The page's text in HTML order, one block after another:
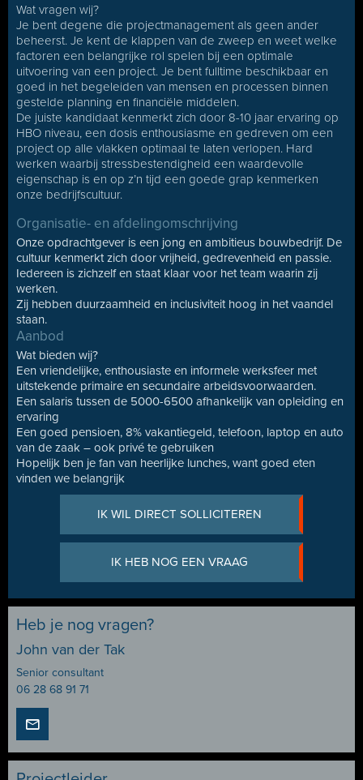
Wat vragen wij?
Je bent degene die projectmanagement als geen ander
beheerst. Je kent de klappen van de zweep en weet welke
factoren een belangrijke rol spelen bij een optimale
uitvoering van een project. Je bent fulltime beschikbaar en
goed in het begeleiden van mensen en processen binnen
gestelde planning en financiële middelen.
De juiste kandidaat kenmerkt zich door 8-10 jaar ervaring op
HBO niveau, een dosis enthousiasme en gedreven om een
project op alle vlakken optimaal te laten verlopen. Hard
werken waarbij stressbestendigheid een waardevolle
eigenschap is en op z’n tijd een goede grap kenmerken
onze bedrijfscultuur.
Organisatie- en afdelingomschrijving
Onze opdrachtgever is een jong en ambitieus bouwbedrijf. De
cultuur kenmerkt zich door vrijheid, gedrevenheid en passie.
Iedereen is zichzelf en staat klaar voor het team waarin zij
werken.
Zij hebben duurzaamheid en inclusiviteit hoog in het vaandel
staan.
Aanbod
Wat bieden wij?
Een vriendelijke, enthousiaste en informele werksfeer met
uitstekende primaire en secundaire arbeidsvoorwaarden.
Een salaris tussen de 5000-6500 afhankelijk van opleiding en
ervaring
Een goed pensioen, 8% vakantiegeld, telefoon, laptop en auto
van de zaak – ook privé te gebruiken
Hopelijk ben je fan van heerlijke lunches, want goed eten
vinden we belangrijk
IK WIL DIRECT SOLLICITEREN
IK HEB NOG EEN VRAAG
Heb je nog vragen?
John van der Tak
Senior consultant
06 28 68 91 71